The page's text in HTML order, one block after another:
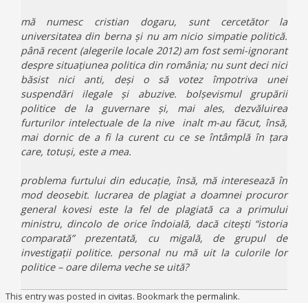
mă numesc cristian dogaru, sunt cercetător la
universitatea din berna și nu am nicio simpatie politică.
până recent (alegerile locale 2012) am fost semi-ignorant
despre situațiunea politica din românia; nu sunt deci nici
băsist nici anti, deși o să votez împotriva unei
suspendări ilegale și abuzive. bolșevismul grupării
politice de la guvernare și, mai ales, dezvăluirea
furturilor intelectuale de la nive inalt m-au făcut, însă,
mai dornic de a fi la curent cu ce se întâmplă în țara
care, totuși, este a mea.
problema furtului din educație, însă, mă interesează în
mod deosebit. lucrarea de plagiat a doamnei procuror
general kovesi este la fel de plagiată ca a primului
ministru, dincolo de orice îndoială, dacă citești “istoria
comparată” prezentată, cu migală, de grupul de
investigații politice. personal nu mă uit la culorile lor
politice – oare dilema veche se uită?
This entry was posted in civitas. Bookmark the permalink.